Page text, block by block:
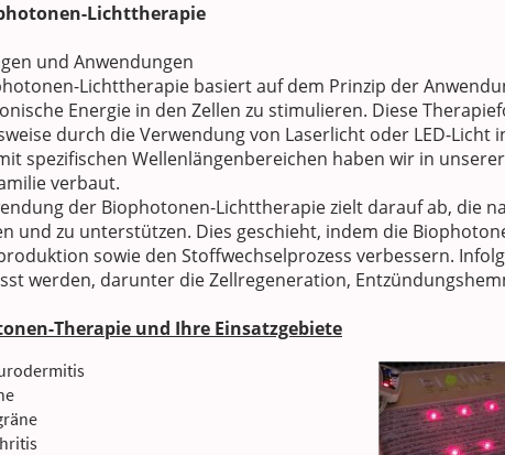
Lichttherapie
und Anwendungen
Lichttherapie basiert auf dem Prinzip der
Energie in den Zellen zu stimulieren. Diese
durch die Verwendung von Laserlicht oder LED-Licht
spezifischen Wellenlängenbereichen haben wir in
verbaut.
der Biophotonen-Lichttherapie zielt darauf ab, die
und zu unterstützen. Dies geschieht, indem die
sowie den Stoffwechselprozess verbessern.
werden, darunter die Zellregeneration,
Therapie und Ihre Einsatzgebiete